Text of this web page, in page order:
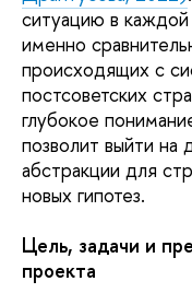
ситуацию в
именно
происходящих с
постсоветских
глубокое
позволит выйти на
абстракции для
новых гипотез.
Цель, задачи и
проекта